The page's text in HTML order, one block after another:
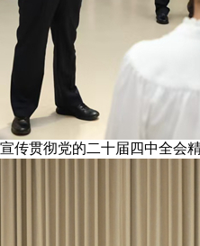
传贯彻党的二十届四中全会